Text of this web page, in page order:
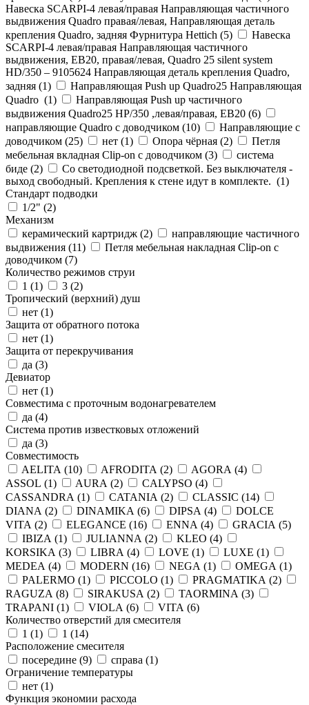
Навеска SCARPI-4 левая/правая Направляющая частичного
выдвижения Quadro правая/левая, Направляющая деталь
крепления Quadro, задняя Фурнитура Hettich (5)
Навеска
SCARPI-4 левая/правая Направляющая частичного
выдвижения, ЕВ20, правая/левая, Quadro 25 silent system
HD/350 – 9105624 Направляющая деталь крепления Quadro,
задняя (1)
Направляющая Push up Quadro25 Направляющая
Quadro (1)
Направляющая Push up частичного
выдвижения Quadro25 НР/350 ,левая/правая, ЕВ20 (6)
направляющие Quadro с доводчиком (10)
Направляющие с
доводчиком (25) нет (1) Опора чёрная (2)
Петля
мебельная вкладная Clip-on с доводчиком (3)
система
биде (2)
Со светодиодной подсветкой. Без выключателя -
выход свободный. Крепления к стене идут в комплекте. (1)
Стандарт подводки
1/2" (2)
Механизм
керамический картридж (2)
направляющие частичного
выдвижения (11)
Петля мебельная накладная Clip-on с
доводчиком (7)
Количество режимов струи
1 (1) 3 (2)
Тропический (верхний) душ
нет (1)
Защита от обратного потока
нет (1)
Защита от перекручивания
да (3)
Девиатор
нет (1)
Совместима с проточным водонагревателем
да (4)
Система против известковых отложений
да (3)
Совместимость
AELITA (10) AFRODITA (2) AGORA (4)
ASSOL (1) AURA (2) CALYPSO (4)
CASSANDRA (1) CATANIA (2) CLASSIC (14)
DIANA (2) DINAMIKA (6) DIPSA (4)
DOLCE
VITA (2) ELEGANCE (16) ENNA (4) GRACIA (5)
IBIZA (1) JULIANNA (2) KLEO (4)
KORSIKA (3) LIBRA (4) LOVE (1) LUXE (1)
MEDEA (4) MODERN (16) NEGA (1) OMEGA (1)
PALERMO (1) PICCOLO (1) PRAGMATIKA (2)
RAGUZA (8) SIRAKUSA (2) TAORMINA (3)
TRAPANI (1) VIOLA (6) VITA (6)
Количество отверстий для смесителя
1 (1) 1 (14)
Расположение смесителя
посередине (9) справа (1)
Ограничение температуры
нет (1)
Функция экономии расхода